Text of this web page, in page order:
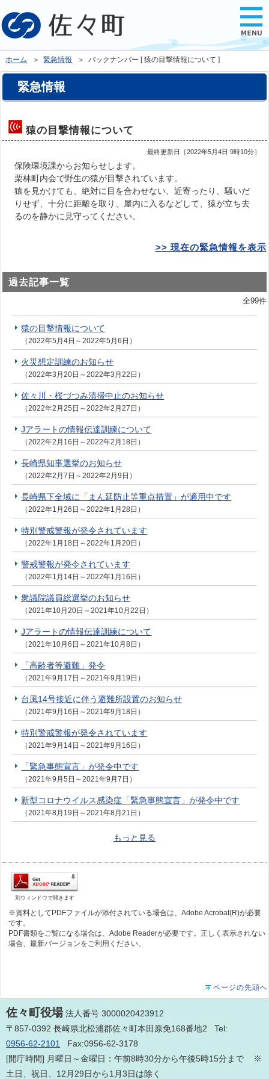
ホーム ＞緊急情報 ＞ バックナンバー [ 猿の目撃情報について ]
緊急情報
猿の目撃情報について
最終更新日［2022年5月4日 9時10分］
保険環境課からお知らせします。
栗林町内会で野生の猿が目撃されています。
猿を見かけても、絶対に目を合わせない、近寄ったり、騒いだ
りせず、十分に距離を取り、屋内に入るなどして、猿が立ち去
るのを静かに見守ってください。
>> 現在の緊急情報を表示
過去記事一覧
全99件
猿の目撃情報について
（2022年5月4日～2022年5月6日）
火災想定訓練のお知らせ
（2022年3月20日～2022年3月22日）
佐々川・桜づつみ清掃中止のお知らせ
（2022年2月25日～2022年2月27日）
Jアラートの情報伝達訓練について
（2022年2月16日～2022年2月18日）
長崎県知事選挙のお知らせ
（2022年2月7日～2022年2月9日）
長崎県下全域に「まん延防止等重点措置」が適用中です
（2022年1月26日～2022年1月28日）
特別警戒警報が発令されています
（2022年1月18日～2022年1月20日）
警戒警報が発令されています
（2022年1月14日～2022年1月16日）
衆議院議員総選挙のお知らせ
（2021年10月20日～2021年10月22日）
Jアラートの情報伝達訓練について
（2021年10月6日～2021年10月8日）
「高齢者等避難」発令
（2021年9月17日～2021年9月19日）
台風14号接近に伴う避難所設置のお知らせ
（2021年9月16日～2021年9月18日）
特別警戒警報が発令されています
（2021年9月14日～2021年9月16日）
「緊急事態宣言」が発令中です
（2021年9月5日～2021年9月7日）
新型コロナウイルス感染症「緊急事態宣言」が発令中です
（2021年8月19日～2021年8月21日）
もっと見る
別ウィンドウで開きます
※資料としてPDFファイルが添付されている場合は、Adobe Acrobat(R)が必要
です。
PDF書類をご覧になる場合は、Adobe Readerが必要です。正しく表示されない
場合、最新バージョンをご利用ください。
ページの先頭へ
佐々町役場法人番号 3000020423912
〒857-0392 長崎県北松浦郡佐々町本田原免168番地2 Tel:
0956-62-2101
Fax:0956-62-3178
[開庁時間] 月曜日～金曜日：午前8時30分から午後5時15分まで ※
土日、祝日、12月29日から1月3日は除く